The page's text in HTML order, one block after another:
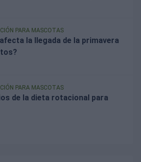
PARA MASCOTAS
la llegada de la primavera
PARA MASCOTAS
de la dieta rotacional para